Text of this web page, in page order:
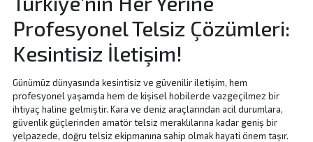
Profesyonel Telsiz Çözümleri:
Kesintisiz İletişim!
Günümüz dünyasında kesintisiz ve güvenilir iletişim, hem
profesyonel yaşamda hem de kişisel hobilerde vazgeçilmez bir
ihtiyaç haline gelmiştir. Kara ve deniz araçlarından acil durumlara,
güvenlik güçlerinden amatör telsiz meraklılarına kadar geniş bir
yelpazede, doğru telsiz ekipmanına sahip olmak hayati önem taşır.